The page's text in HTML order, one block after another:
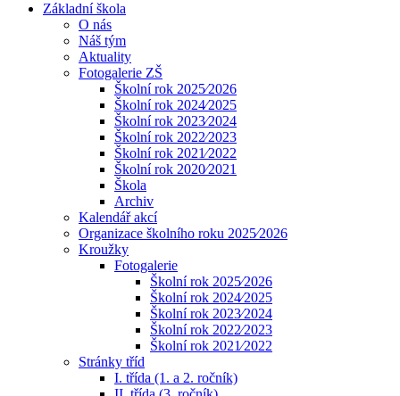
Základní škola
O nás
Náš tým
Aktuality
Fotogalerie ZŠ
Školní rok 2025⁄2026
Školní rok 2024⁄2025
Školní rok 2023⁄2024
Školní rok 2022⁄2023
Školní rok 2021⁄2022
Školní rok 2020⁄2021
Škola
Archiv
Kalendář akcí
Organizace školního roku 2025⁄2026
Kroužky
Fotogalerie
Školní rok 2025⁄2026
Školní rok 2024⁄2025
Školní rok 2023⁄2024
Školní rok 2022⁄2023
Školní rok 2021⁄2022
Stránky tříd
I. třída (1. a 2. ročník)